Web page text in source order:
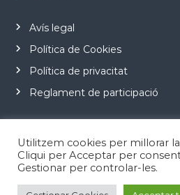
Avís legal
Política de Cookies
Política de privacitat
Reglament de participació
Copyright © 2026 Notícies d'Esplugues
Utilitzem cookies per millorar
Cliqui per Acceptar per
Gestionar per controlar-les.